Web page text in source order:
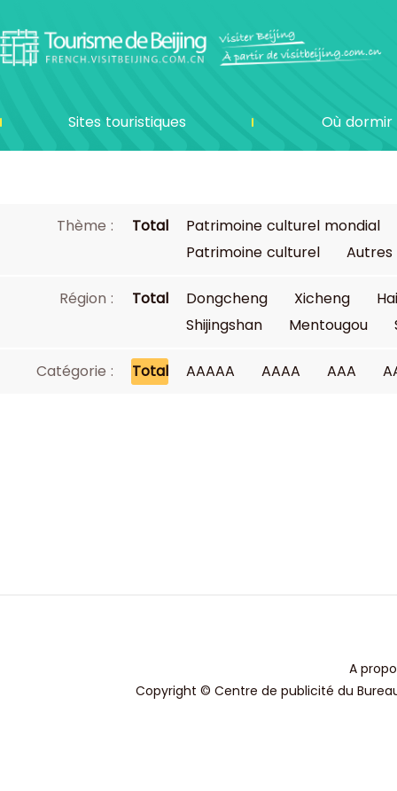
Sites touristiques Où dormir
Thème : Total
Patrimoine culturel mondial
Patrimoine culturel
Autres
Région : Total Dongcheng Xicheng
Shijingshan
Mentougou
Catégorie : Total AAAAA AAAA AAA
A
Copyright © Centre de publicité du